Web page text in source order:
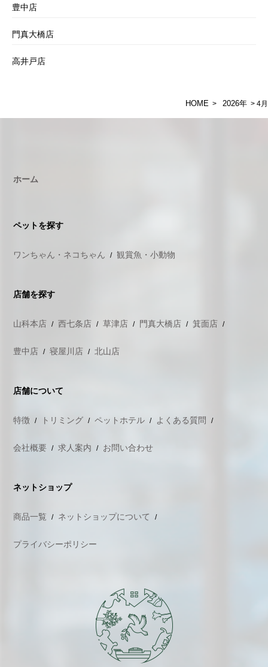
豊中店
門真大橋店
高井戸店
HOME > 2026年 > 4月
ホーム
ペットを探す
ワンちゃん・ネコちゃん 観賞魚・小動物
店舗を探す
山科本店 西七条店 草津店 門真大橋店 箕面店
豊中店 寝屋川店 北山店
店舗について
特徴 トリミング ペットホテル よくある質問
会社概要 求人案内 お問い合わせ
ネットショップ
商品一覧 ネットショップについて
プライバシーポリシー